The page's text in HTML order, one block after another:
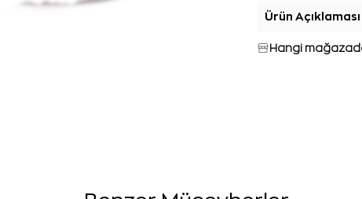
Ürün Açıklaması
Hangi